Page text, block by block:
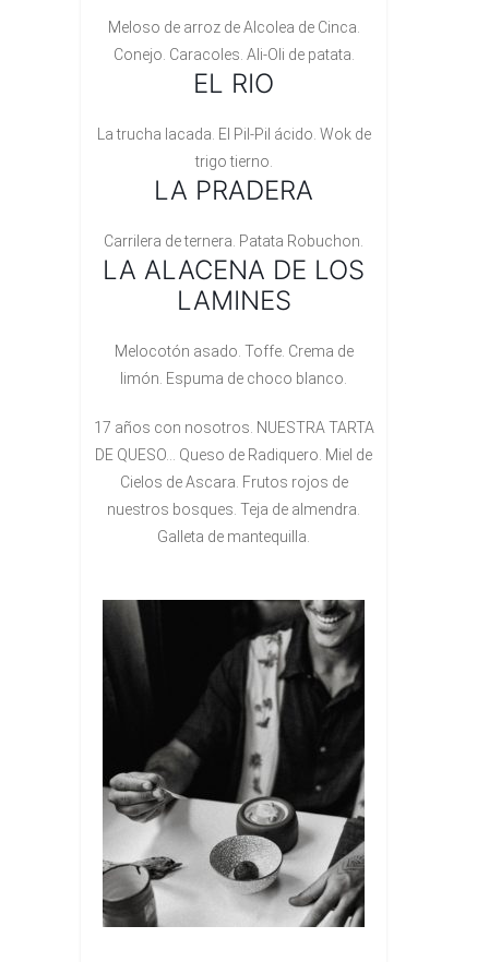
Meloso de arroz de Alcolea de Cinca.
Conejo. Caracoles. Ali-Oli de patata.
EL RIO
La trucha lacada. El Pil-Pil ácido. Wok de
trigo tierno.
LA PRADERA
Carrilera de ternera. Patata Robuchon.
LA ALACENA DE LOS
LAMINES
Melocotón asado. Toffe. Crema de
limón. Espuma de choco blanco.
17 años con nosotros. NUESTRA TARTA
DE QUESO… Queso de Radiquero. Miel de
Cielos de Ascara. Frutos rojos de
nuestros bosques. Teja de almendra.
Galleta de mantequilla.